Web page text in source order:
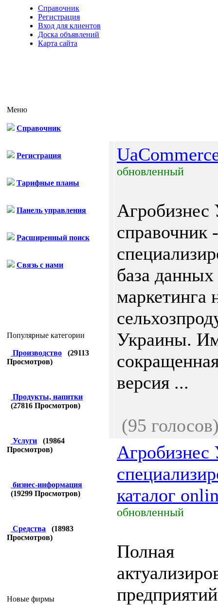
Справочник
Регистрация
Вход для клиентов
Доска объявлений
Карта сайта
Меню
Справочник
Регистрация
Тарифные планы
Панель управления
Расширенный поиск
Связь с нами
Популярные категории
Производство (29113
Просмотров)
Продукты, напитки
(27816 Просмотров)
Услуги (19864
Просмотров)
бизнес-информация
(19299 Просмотров)
Средства (18983
Просмотров)
Новые фирмы
обновленный
справочник -
база данных
маркетинга
Украины.
версия ...
(95
каталог
обновленный
Полная